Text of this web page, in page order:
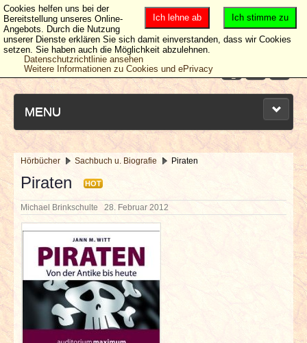
MENU
NEUESTE ARTIKEL
NEWS & DATES
BERICHTE
VERLOSUNGEN
INTERVIEWS
Hörbücher Sachbuch u. Biografie Piraten
Piraten HOT
Michael Brinkschulte 28. Februar 2012
Ich stimme zu
Ich lehne ab
Cookies helfen uns bei der
Bereitstellung unseres Online-
Angebots. Durch die Nutzung
unserer Dienste erklären Sie sich damit einverstanden, dass wir Cookies
setzen. Sie haben auch die Möglichkeit abzulehnen.
Datenschutzrichtlinie ansehen
Weitere Informationen zu Cookies und ePrivacy